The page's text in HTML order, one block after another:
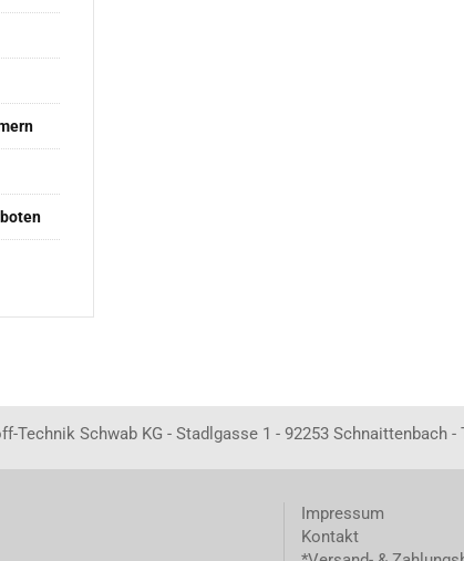
Schwab KG - Stadlgasse 1 - 92253 Schnaittenbach -
Impressum
Kontakt